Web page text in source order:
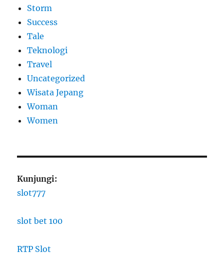
Storm
Success
Tale
Teknologi
Travel
Uncategorized
Wisata Jepang
Woman
Women
Kunjungi:
slot777
slot bet 100
RTP Slot